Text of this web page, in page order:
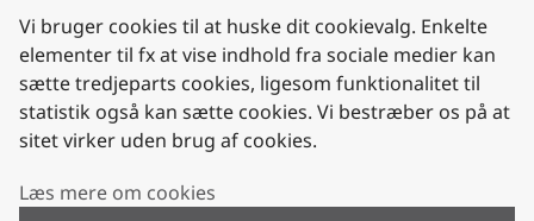
Aktindsigt
Persondatabeskyttelse
Nyttige links
Plan- og Landdistriktsstyrelsen
Vi bruger cookies til at huske dit cookievalg. Enkelte
elementer til fx at vise indhold fra sociale medier kan
sætte tredjeparts cookies, ligesom funktionalitet til
statistik også kan sætte cookies. Vi bestræber os på at
sitet virker uden brug af cookies.
Læs mere om cookies